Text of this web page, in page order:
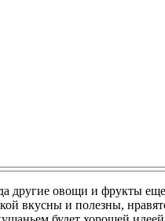
другие овощи и фрукты
вкусны и полезны,